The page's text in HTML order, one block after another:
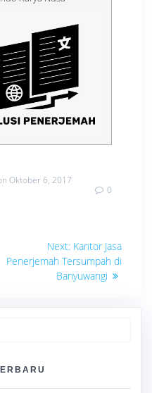
Oktober 6, 2017
0
Next: Next
post:
Kantor Jasa
Penerjemah Tersumpah di
Banyuwangi